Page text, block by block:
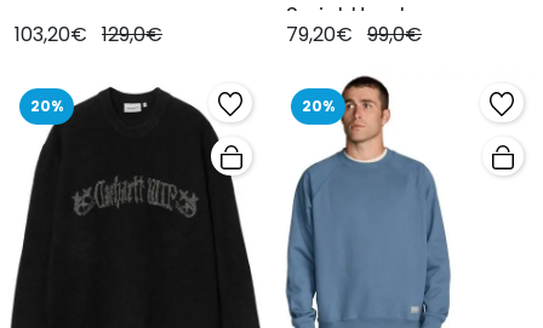
103,20€ 129,0€
Script Hombre
79,20€ 99,0€
20% 20%